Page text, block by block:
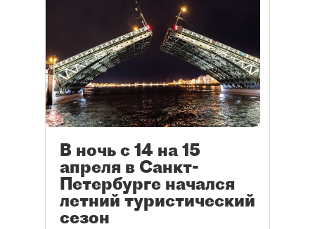
В ночь с 14 на 15
апреля в Санкт-
Петербурге начался
летний туристический
сезон